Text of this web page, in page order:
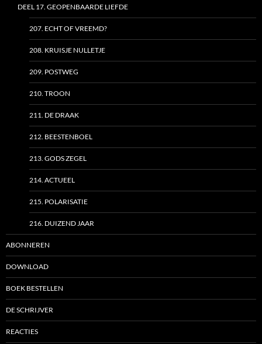
DEEL 17. GEOPENBAARDE LIEFDE
207. ECHT OF VREEMD?
208. KRUISJE NULLETJE
209. POSTWEG
210. TROON
211. DE DRAAK
212. BEESTENBOEL
213. GODS ZEGEL
214. ACTUEEL
215. POLARISATIE
216. DUIZEND JAAR
ABONNEREN
DOWNLOAD
BOEK BESTELLEN
DE SCHRIJVER
REACTIES